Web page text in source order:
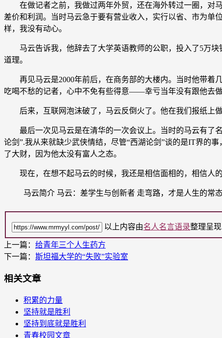
在做记者之前，我做过两年外贸，还在海外转过一圈，对马
差价和利润。当时马云急于要有营业收入，实行以省、市为单
样，我没有动心。
马云告诉我，他辞去了大学英语教师的公职，投入了5万块
道理。
再见马云是2000年前后，在商务部的大楼内。当时他带着
吃喝不愁的记者，心中不免有些得意——幸亏当年没有跟他去做
后来，互联网泡沫破了，马云反倒火了。他在我们报纸上做
最后一次见马云是在清华的一次会议上。当时的马云有了名
论剑”.我从来就缺少武侠情结，尽管“西湖论剑”谈的是IT界的
了大财，因为他太没有富人之态。
现在，在想不起马云的时候，我还是相信面相的，相信人的
马云简介 马云：差学生与创新者 走弯路，才是人生的常
以上内容由名人名言语录整理呈
上一篇： 给青年三个人生药方
下一篇： 斯坦福大学的“失败”实验室
相关文章
积累的力量
坚持就是胜利
坚持到底就是胜利
青春校园文章